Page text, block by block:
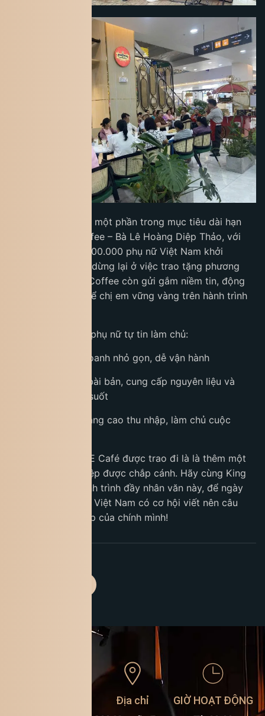
Chương trình là một phần trong mục tiêu dài hạn
của CEO King Coffee – Bà Lê Hoàng Diệp Thảo, với
khát vọng hỗ trợ 100.000 phụ nữ Việt Nam khởi
nghiệp. Không chỉ dừng lại ở việc trao tặng phương
tiện sinh kế, King Coffee còn gửi gắm niềm tin, động
lực và sức mạnh để chị em vững vàng trên hành trình
WE Café – Nơi phụ nữ tự tin làm chủ:
Mô hình kinh doanh nhỏ gọn, dễ vận hành
Được đào tạo bài bản, cung cấp nguyên liệu và
đồng hành xuyên suốt
Mở ra cơ hội nâng cao thu nhập, làm chủ cuộc
Mỗi mô hình WE Café được trao đi là là thêm một
giấc mơ khởi nghiệp được chắp cánh. Hãy cùng King
Coffee lan tỏa hành trình đầy nhân văn này, để ngày
càng nhiều phụ nữ Việt Nam có cơ hội viết nên câu
chuyện khởi nghiệp của chính mình!
Địa chỉ GIỜ HOẠT ĐỘNG